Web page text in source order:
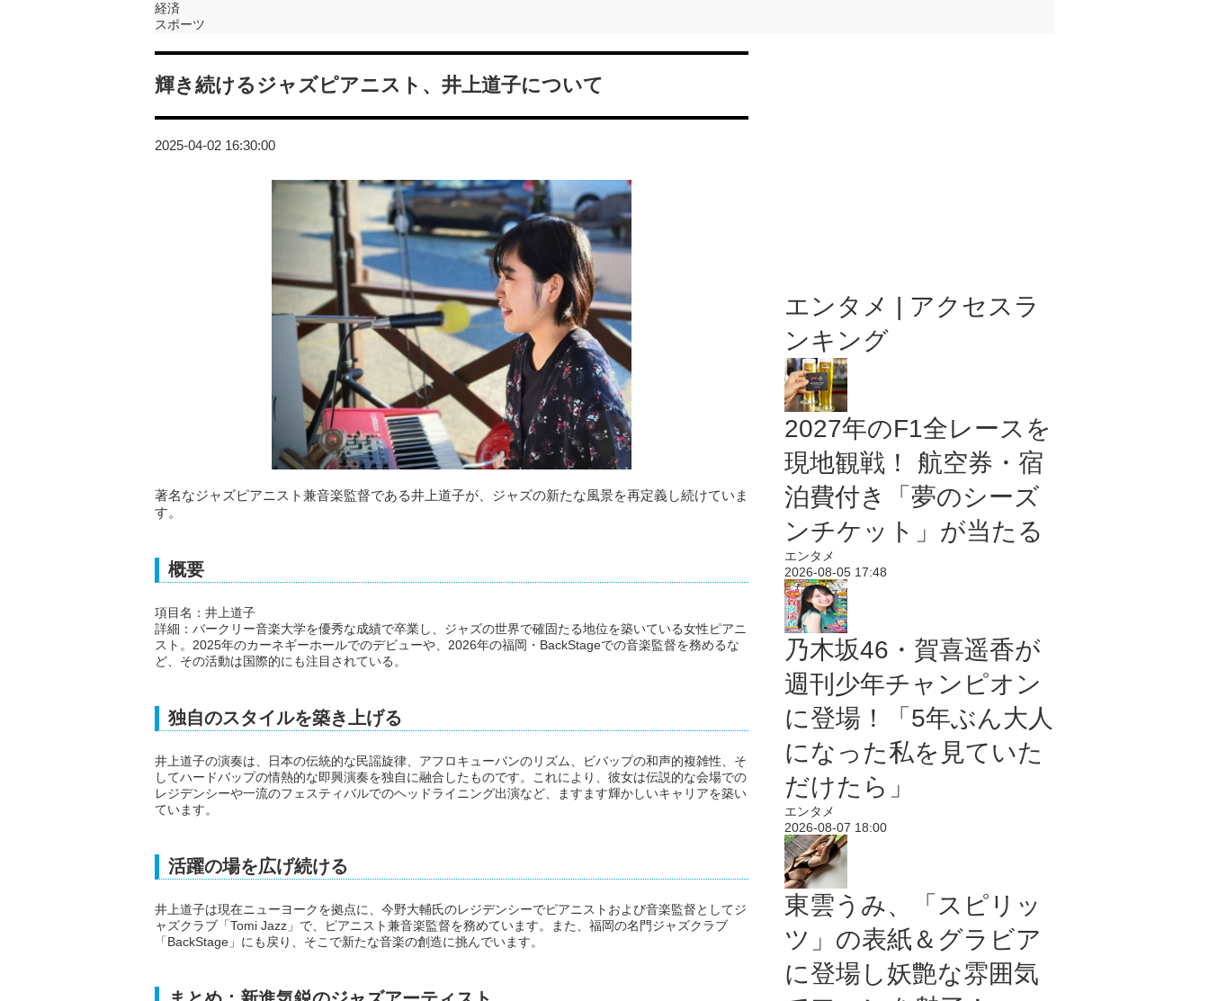
経済
スポーツ
輝き続けるジャズピアニスト、井上道子について
2025-04-02 16:30:00
著名なジャズピアニスト兼音楽監督である井上道子が、ジャズの新たな風景を再定義し続けていま
す。
概要
項目名：井上道子
詳細：バークリー音楽大学を優秀な成績で卒業し、ジャズの世界で確固たる地位を築いている女性ピアニ
スト。2025年のカーネギーホールでのデビューや、2026年の福岡・BackStageでの音楽監督を務めるな
ど、その活動は国際的にも注目されている。
独自のスタイルを築き上げる
井上道子の演奏は、日本の伝統的な民謡旋律、アフロキューバンのリズム、ビバップの和声的複雑性、そ
してハードバップの情熱的な即興演奏を独自に融合したものです。これにより、彼女は伝説的な会場での
レジデンシーや一流のフェスティバルでのヘッドライニング出演など、ますます輝かしいキャリアを築い
ています。
活躍の場を広げ続ける
井上道子は現在ニューヨークを拠点に、今野大輔氏のレジデンシーでピアニストおよび音楽監督としてジ
ャズクラブ「Tomi Jazz」で、ピアニスト兼音楽監督を務めています。また、福岡の名門ジャズクラブ
「BackStage」にも戻り、そこで新たな音楽の創造に挑んでいます。
エンタメ | アクセスラ
ンキング
2027年のF1全レースを
現地観戦！ 航空券・宿
泊費付き「夢のシーズ
ンチケット」が当たる
エンタメ
2026-08-05 17:48
乃木坂46・賀喜遥香が
週刊少年チャンピオン
に登場！「5年ぶん大人
になった私を見ていた
だけたら」
エンタメ
2026-08-07 18:00
東雲うみ、「スピリッ
ツ」の表紙＆グラビア
に登場し妖艶な雰囲気